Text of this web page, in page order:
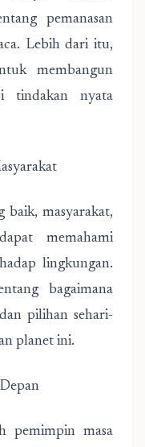
pemanasan
Lebih dari itu,
membangun
tindakan nyata
baik, masyarakat,
memahami
lingkungan.
bagaimana
pilihan sehari-
planet ini.
pemimpin masa